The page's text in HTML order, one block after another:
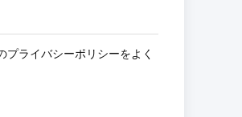
ライバシーポリシーをよく